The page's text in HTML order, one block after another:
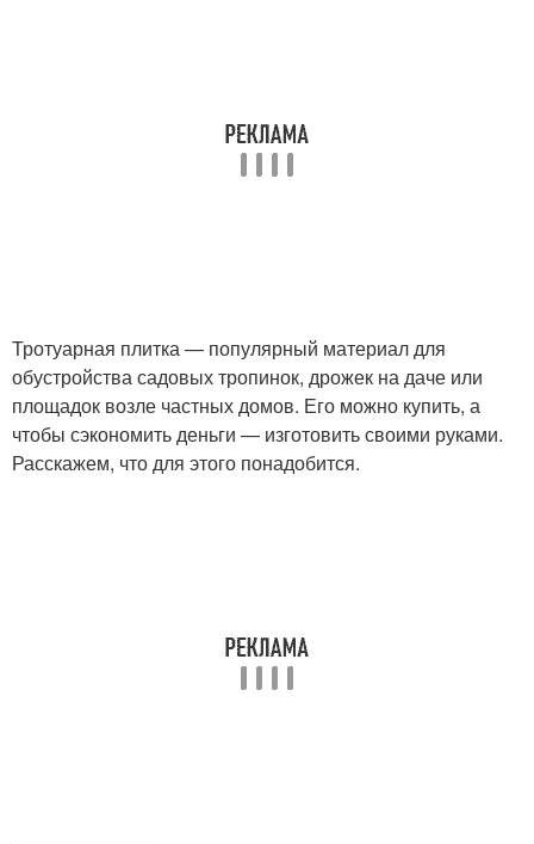
Тротуарная плитка — популярный материал для
обустройства садовых тропинок, дрожек на даче или
площадок возле частных домов. Его можно купить, а
чтобы сэкономить деньги — изготовить своими руками.
Расскажем, что для этого понадобится.